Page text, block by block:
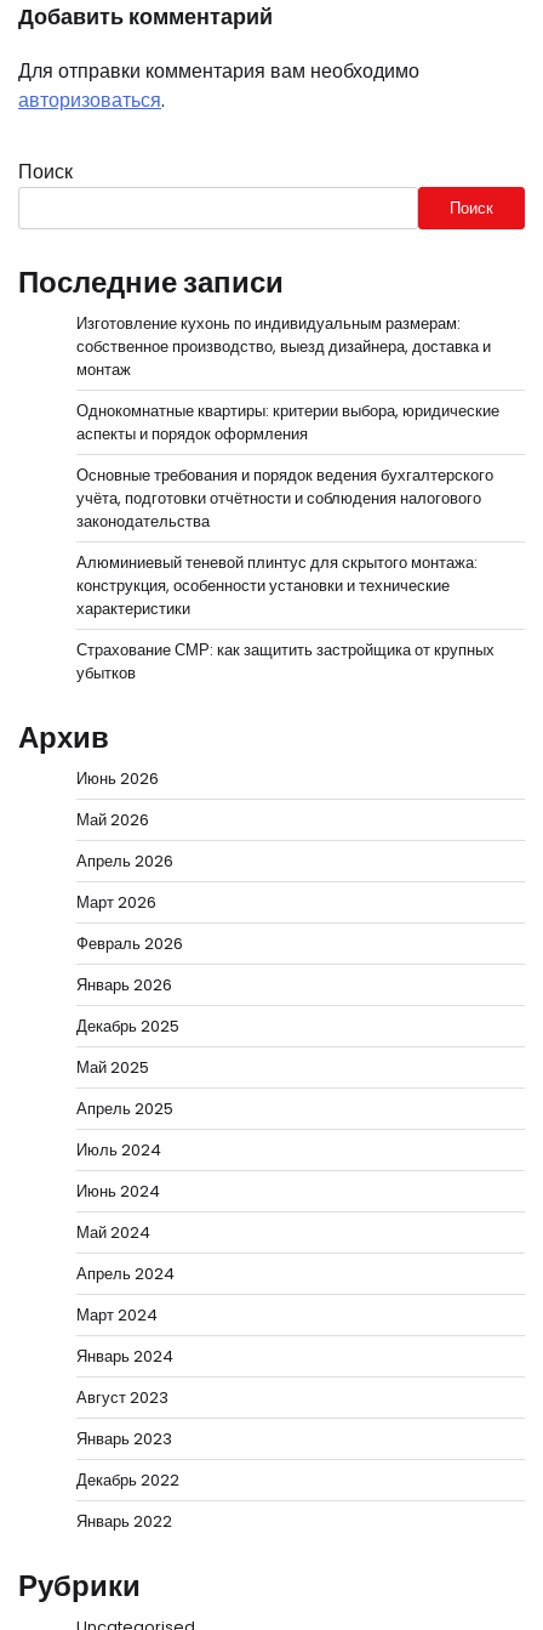
Добавить комментарий
Для отправки комментария вам необходимо
авторизоваться.
Поиск
Поиск
Последние записи
Изготовление кухонь по индивидуальным размерам:
собственное производство, выезд дизайнера, доставка и
монтаж
Однокомнатные квартиры: критерии выбора, юридические
аспекты и порядок оформления
Основные требования и порядок ведения бухгалтерского
учёта, подготовки отчётности и соблюдения налогового
законодательства
Алюминиевый теневой плинтус для скрытого монтажа:
конструкция, особенности установки и технические
характеристики
Страхование СМР: как защитить застройщика от крупных
убытков
Архив
Июнь 2026
Май 2026
Апрель 2026
Март 2026
Февраль 2026
Январь 2026
Декабрь 2025
Май 2025
Апрель 2025
Июль 2024
Июнь 2024
Май 2024
Апрель 2024
Март 2024
Январь 2024
Август 2023
Январь 2023
Декабрь 2022
Январь 2022
Рубрики